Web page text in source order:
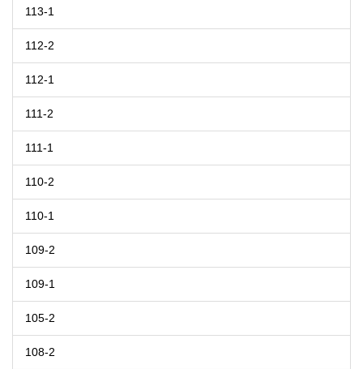
113-1
112-2
112-1
111-2
111-1
110-2
110-1
109-2
109-1
105-2
108-2